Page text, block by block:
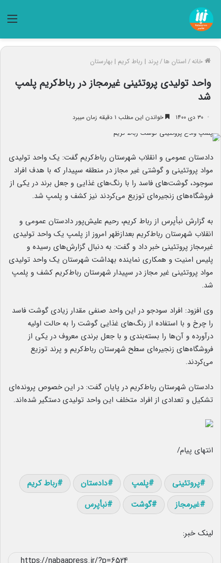
خانه/استان ها/پرند | رباط کریم | بهارستان
واحد تولیدی پروتئینی غیرمجاز در رباط‌کریم پلمپ
شد
۳۰ دی ۱۴۰۰ خواندن این مطلب ۱ دقیقه زمان میبرد
دادستان عمومی و انقلاب شهرستان رباط‌کریم گفت: یک واحد تولیدی
مواد پروتئینی و گوشتی غیر مجاز در منطقه سپیدار که با هدف افراد
سوجود، گوشت‌های فاسد را با رنگ‌های غذایی و جعل برند در یکی از
فروشگاه‌های زنجیره‌ای توزیع می‌کردند نیز کشف و پلمپ شد.
به گزارش نبأپرس از رباط کریم، رحیم علیش‌پور دادستان عمومی و
انقلاب شهرستان رباط‌کریم بعدازظهر امروز از پلمپ یک واحد تولیدی
غیرمجاز پروتئینی خبر داد و گفت: به دنبال گزارش‌های رسیده و
پلیس امنیت و همکاری نماینده بهداشت شهرستان یک واحد تولیدی
مواد پروتئینی غیر مجاز در سپیدار شهرستان رباط‌کریم کشف و پلمپ
شد.
وی افزود: افراد سود‌جو در این واحد صنفی مقدار زیادی گوشت فاسد
را چرخ و با استفاده از رنگ‌‌های غذایی گوشت را به حالت اولیه
درآورده و آن‌ها را بسته‌بندی و با جعل برندی معروف در یکی از
فروشگاه‌های زنجیره‌ای سطح شهرستان رباط‌کریم و پرند توزیع
می‌کردند.
دادستان شهرستان رباط‌کریم در پایان گفت: در این خصوص پرونده‌ای
تشکیل و تعدادی از افراد متخلف این واحد تولیدی دستگیر شده‌اند.
انتهای پیام/
پروتئینی پلمپ دادستان
رباط کریم
غیرمجاز
گوشت نبأپرس
لینک خبر: